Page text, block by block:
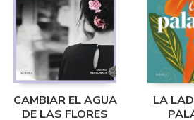
CAMBIAR EL AGUA
DE LAS FLORES
LA